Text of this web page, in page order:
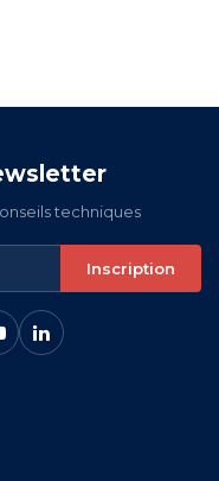
techniques
Inscription